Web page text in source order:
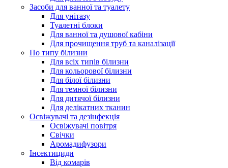
Засоби для ванної та туалету
Для унітазу
Туалетні блоки
Для ванної та душової кабіни
Для прочищення труб та каналізації
По типу білизни
Для всіх типів білизни
Для кольорової білизни
Для білої білизни
Для темної білизни
Для дитячої білизни
Для делікатних тканин
Освіжувачі та дезінфекція
Освіжувачі повітря
Свічки
Аромадифузори
Інсектициди
Від комарів